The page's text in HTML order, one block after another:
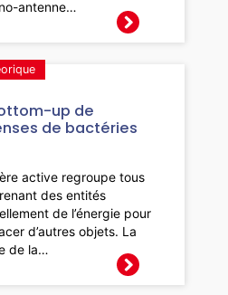
antenne…
up de
de bactéries
active regroupe tous
des entités
de l’énergie pour
d’autres objets. La
de la…